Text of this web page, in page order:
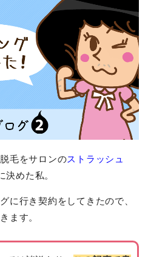
毛をサロンのストラッシュ
決めた私。
に行き契約をしてきたので、
ます。